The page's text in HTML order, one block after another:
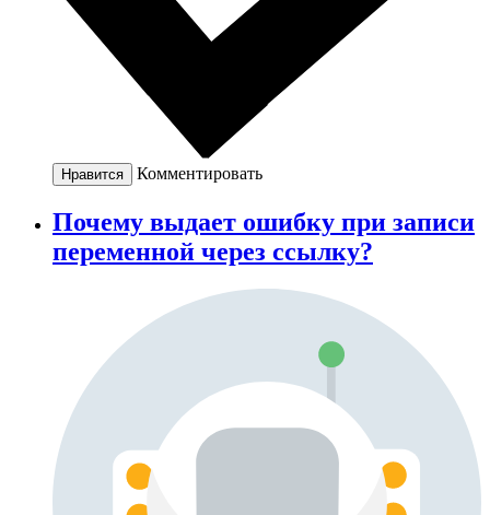
Нравится Комментировать
Почему выдает ошибку при записи
переменной через ссылку?